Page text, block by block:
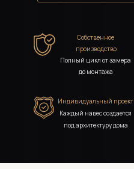
Индивидуальный проект
Каждый навес создается
под архитектуру дома
Собственное
производство
Полный цикл от замера
до монтажа